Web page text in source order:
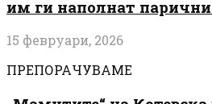
им ги наполнат
15 февруари, 2026
ПРЕПОРАЧУВАМЕ